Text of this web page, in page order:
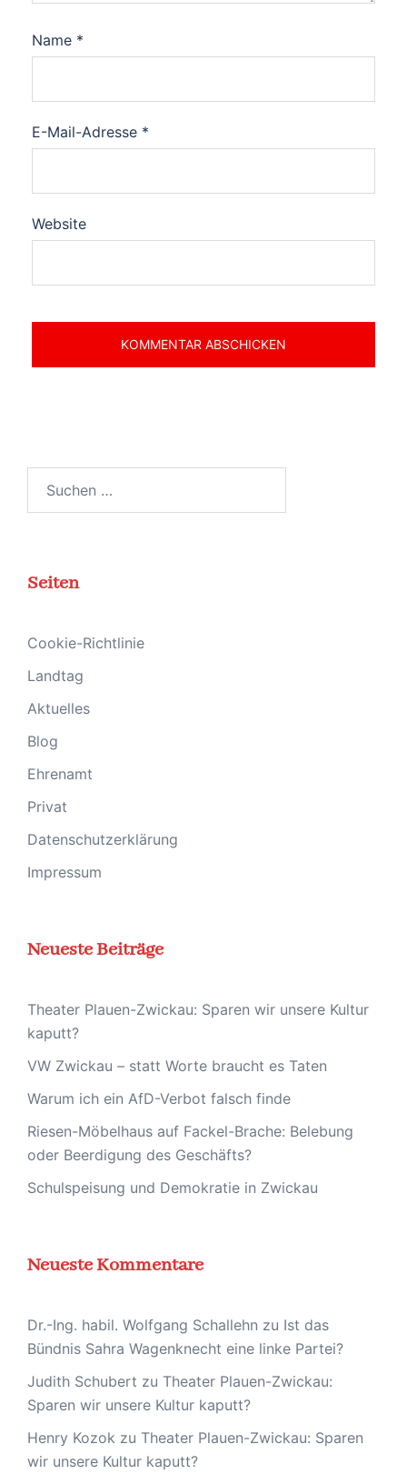
Name *
E-Mail-Adresse *
Website
Seiten
Cookie-Richtlinie
Landtag
Aktuelles
Blog
Ehrenamt
Privat
Datenschutzerklärung
Impressum
Neueste Beiträge
Theater Plauen-Zwickau: Sparen wir unsere Kultur
kaputt?
VW Zwickau – statt Worte braucht es Taten
Warum ich ein AfD-Verbot falsch finde
Riesen-Möbelhaus auf Fackel-Brache: Belebung
oder Beerdigung des Geschäfts?
Schulspeisung und Demokratie in Zwickau
Neueste Kommentare
Dr.-Ing. habil. Wolfgang Schallehn zu Ist das
Bündnis Sahra Wagenknecht eine linke Partei?
Judith Schubert zu Theater Plauen-Zwickau:
Sparen wir unsere Kultur kaputt?
Henry Kozok zu Theater Plauen-Zwickau: Sparen
wir unsere Kultur kaputt?